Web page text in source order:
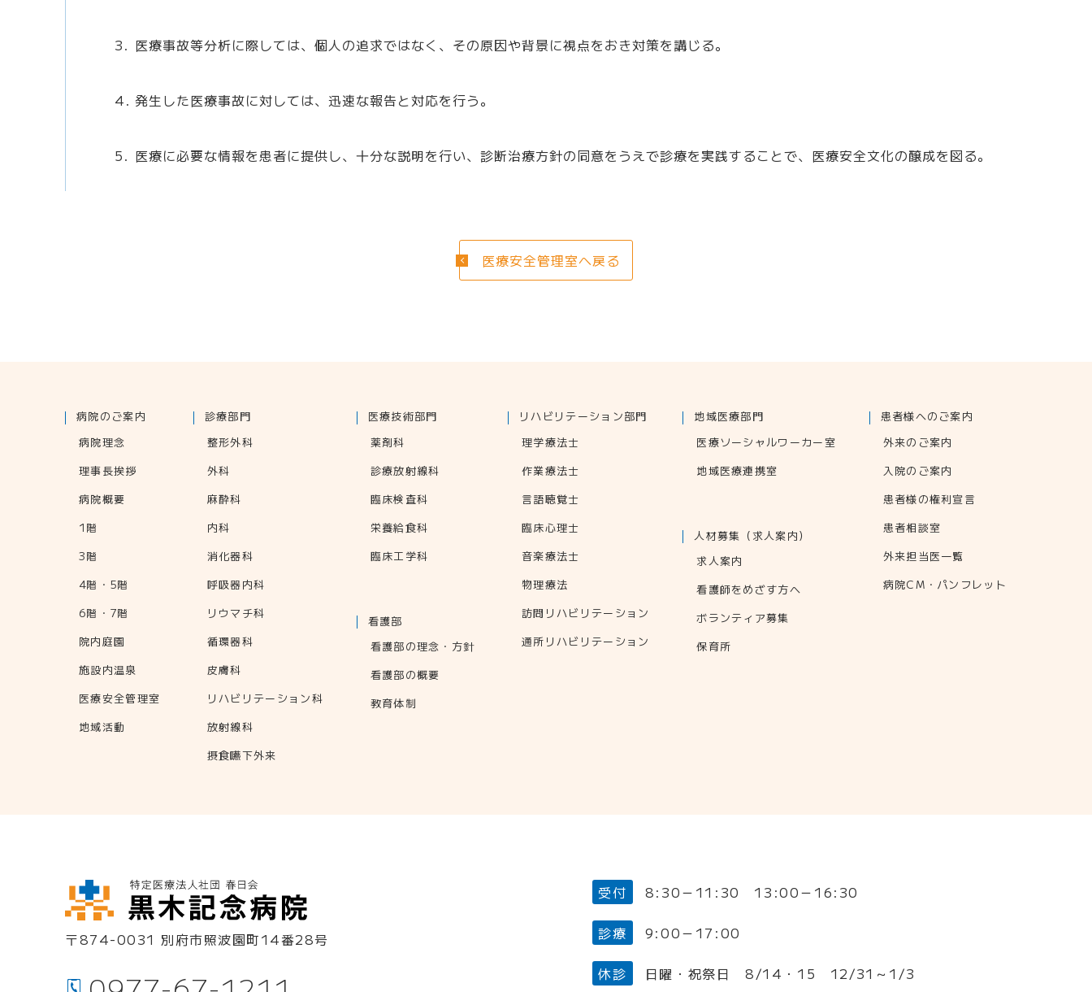
医療事故等分析に際しては、個人の追求ではなく、その原因や背景に視点をおき対策を講じる。
発生した医療事故に対しては、迅速な報告と対応を行う。
医療に必要な情報を患者に提供し、十分な説明を行い、診断治療方針の同意をうえで診療を実践することで、医療安全文化の醸成を図る。
医療安全管理室へ戻る
病院のご案内
病院理念
理事長挨拶
病院概要
1階
3階
4階・5階
6階・7階
院内庭園
施設内温泉
医療安全管理室
地域活動
診療部門
整形外科
外科
麻酔科
内科
消化器科
呼吸器内科
リウマチ科
循環器科
皮膚科
リハビリテーション科
放射線科
摂食嚥下外来
医療技術部門
薬剤科
診療放射線科
臨床検査科
栄養給食科
臨床工学科
看護部
看護部の理念・方針
看護部の概要
教育体制
リハビリテーション部門
理学療法士
作業療法士
言語聴覚士
臨床心理士
音楽療法士
物理療法
訪問リハビリテーション
通所リハビリテーション
地域医療部門
医療ソーシャルワーカー室
地域医療連携室
人材募集 （求人案内）
求人案内
看護師をめざす方へ
ボランティア募集
保育所
患者様へのご案内
外来のご案内
入院のご案内
患者様の権利宣言
患者相談室
外来担当医一覧
病院CM・パンフレット
〒874-0031 別府市照波園町14番28号
受付 8:30－11:30 13:00－16:30
診療 9:00－17:00
休診 日曜・祝祭日 8/14・15 12/31～1/3